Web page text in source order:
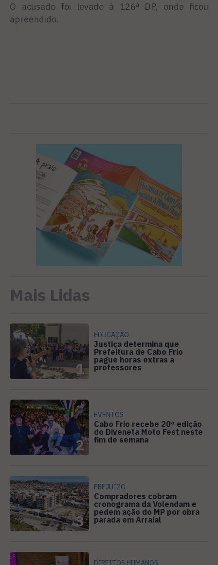
O acusado foi levado à 126ª DP, onde ficou
apreendido.
Mais Lidas
1
EDUCAÇÃO
Justiça determina que
Prefeitura de Cabo Frio
pague horas extras a
professores
2
EVENTOS
Cabo Frio recebe 20ª edição
do Diveneta Moto Fest neste
fim de semana
3
PREJUÍZO
Compradores cobram
cronograma da Volendam e
pedem ação do MP por obra
parada em Arraial
DIREITOS HUMANOS